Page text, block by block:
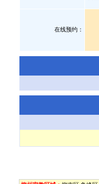
在线预约：